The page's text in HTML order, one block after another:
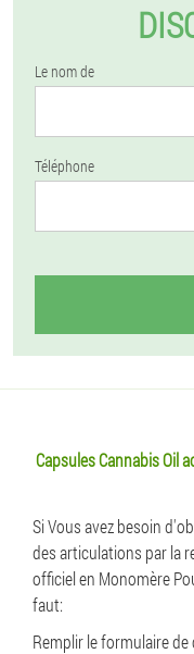
Le nom de
Téléphone
Capsules Cannabis Oil
Si Vous avez besoin
des articulations par la
officiel en Monomère
faut:
Remplir le formulaire